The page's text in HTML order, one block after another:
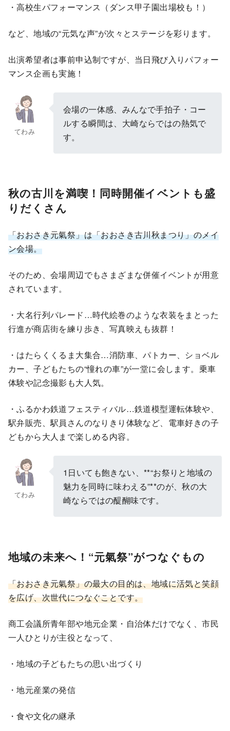
・高校生パフォーマンス（ダンス甲子園出場校も！）
など、地域の“元気な声”が次々とステージを彩ります。
出演希望者は事前申込制ですが、当日飛び入りパフォー
マンス企画も実施！
てわみ
会場の一体感、みんなで手拍子・コー
ルする瞬間は、大崎ならではの熱気で
す。
秋の古川を満喫！同時開催イベントも盛
りだくさん
「おおさき元氣祭」は「おおさき古川秋まつり」のメイ
ン会場。
そのため、会場周辺でもさまざまな併催イベントが用意
されています。
・大名行列パレード…時代絵巻のような衣装をまとった
行進が商店街を練り歩き、写真映えも抜群！
・はたらくくるま大集合…消防車、パトカー、ショベル
カー、子どもたちの“憧れの車”が一堂に会します。乗車
体験や記念撮影も大人気。
・ふるかわ鉄道フェスティバル…鉄道模型運転体験や、
駅弁販売、駅員さんのなりきり体験など、電車好きの子
どもから大人まで楽しめる内容。
てわみ
1日いても飽きない、**“お祭りと地域の
魅力を同時に味わえる”**のが、秋の大
崎ならではの醍醐味です。
地域の未来へ！“元氣祭”がつなぐもの
「おおさき元氣祭」の最大の目的は、地域に活気と笑顔
を広げ、次世代につなぐことです。
商工会議所青年部や地元企業・自治体だけでなく、市民
一人ひとりが主役となって、
・地域の子どもたちの思い出づくり
・地元産業の発信
・食や文化の継承